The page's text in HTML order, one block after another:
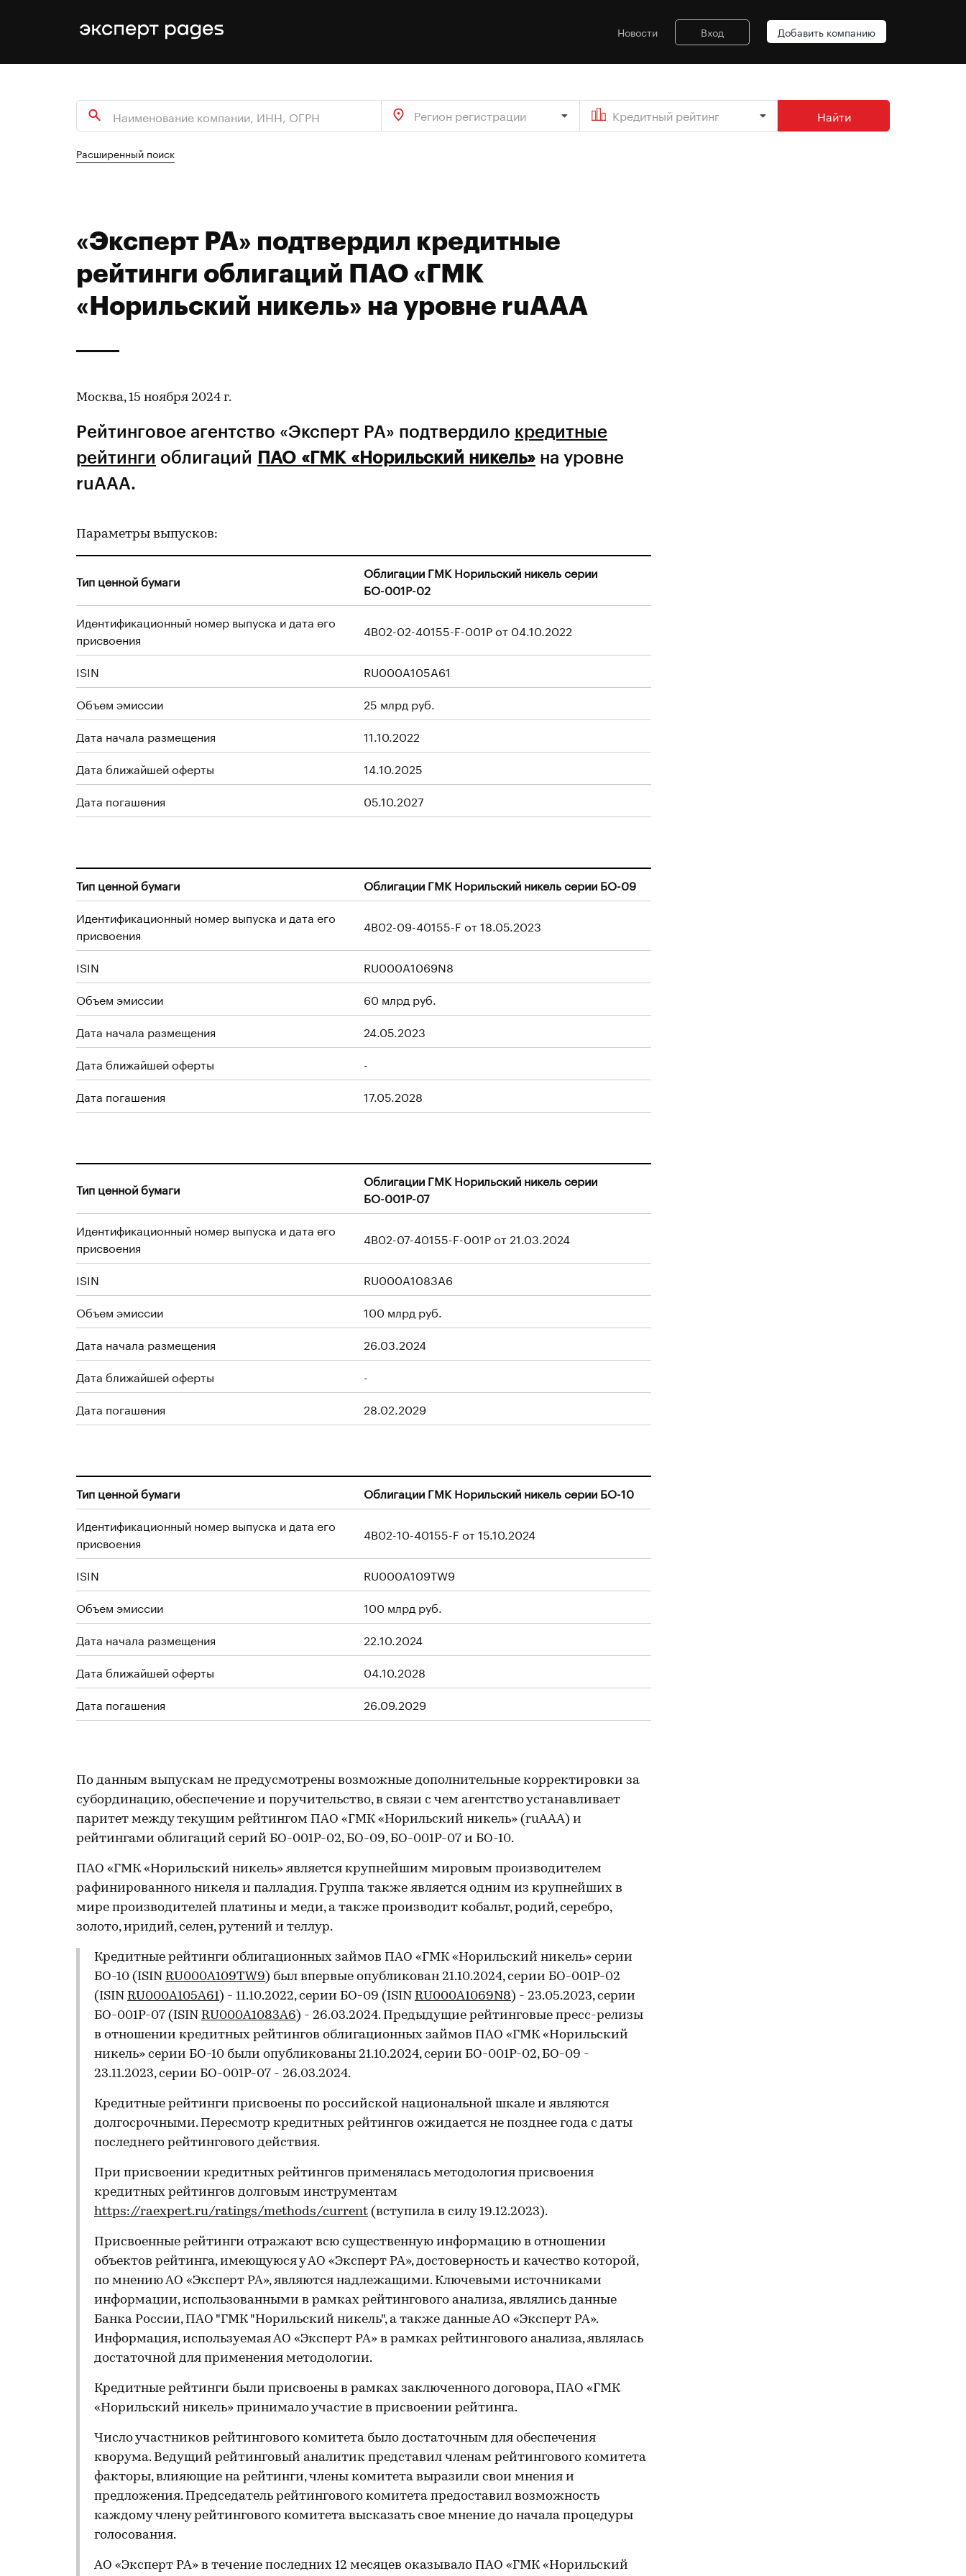
Новости Вход Добавить компанию
Регион регистрации Кредитный рейтинг Найти
Расширенный поиск
«Эксперт РА» подтвердил кредитные
рейтинги облигаций ПАО «ГМК
«Норильский никель» на уровне ruAAA
Москва, 15 ноября 2024 г.
Рейтинговое агентство «Эксперт РА» подтвердило кредитные
рейтинги облигаций ПАО «ГМК «Норильский никель» на уровне
ruAAA.
Параметры выпусков:
Тип ценной бумаги
Облигации ГМК Норильский никель серии
БО-001P-02
Идентификационный номер выпуска и дата его
присвоения
4B02-02-40155-F-001P от 04.10.2022
ISIN
RU000A105A61
Объем эмиссии
25 млрд руб.
Дата начала размещения
11.10.2022
Дата ближайшей оферты
14.10.2025
Дата погашения
05.10.2027
Тип ценной бумаги
Облигации ГМК Норильский никель серии БО-09
Идентификационный номер выпуска и дата его
присвоения
4B02-09-40155-F от 18.05.2023
ISIN
RU000A1069N8
Объем эмиссии
60 млрд руб.
Дата начала размещения
24.05.2023
Дата ближайшей оферты
-
Дата погашения
17.05.2028
Тип ценной бумаги
Облигации ГМК Норильский никель серии
БО-001Р-07
Идентификационный номер выпуска и дата его
присвоения
4B02-07-40155-F-001P от 21.03.2024
ISIN
RU000A1083A6
Объем эмиссии
100 млрд руб.
Дата начала размещения
26.03.2024
Дата ближайшей оферты
-
Дата погашения
28.02.2029
Тип ценной бумаги
Облигации ГМК Норильский никель серии БО-10
Идентификационный номер выпуска и дата его
присвоения
4B02-10-40155-F от 15.10.2024
ISIN
RU000A109TW9
Объем эмиссии
100 млрд руб.
Дата начала размещения
22.10.2024
Дата ближайшей оферты
04.10.2028
Дата погашения
26.09.2029
По данным выпускам не предусмотрены возможные дополнительные корректировки за
субординацию, обеспечение и поручительство, в связи с чем агентство устанавливает
паритет между текущим рейтингом ПАО «ГМК «Норильский никель» (ruAAA) и
рейтингами облигаций серий БО-001P-02, БО-09, БО-001Р-07 и БО-10.
ПАО «ГМК «Норильский никель» является крупнейшим мировым производителем
рафинированного никеля и палладия. Группа также является одним из крупнейших в
мире производителей платины и меди, а также производит кобальт, родий, серебро,
золото, иридий, селен, рутений и теллур.
Кредитные рейтинги облигационных займов ПАО «ГМК «Норильский никель» серии
БО-10 (ISIN RU000A109TW9) был впервые опубликован 21.10.2024, серии БО-001P-02
(ISIN RU000A105A61) - 11.10.2022, серии БО-09 (ISIN RU000A1069N8) - 23.05.2023, серии
БО-001Р-07 (ISIN RU000A1083A6) - 26.03.2024. Предыдущие рейтинговые пресс-релизы
в отношении кредитных рейтингов облигационных займов ПАО «ГМК «Норильский
никель» серии БО-10 были опубликованы 21.10.2024, серии БО-001P-02, БО-09 -
23.11.2023, серии БО-001Р-07 - 26.03.2024.
Кредитные рейтинги присвоены по российской национальной шкале и являются
долгосрочными. Пересмотр кредитных рейтингов ожидается не позднее года с даты
последнего рейтингового действия.
При присвоении кредитных рейтингов применялась методология присвоения
кредитных рейтингов долговым инструментам
https://raexpert.ru/ratings/methods/current (вступила в силу 19.12.2023).
Присвоенные рейтинги отражают всю существенную информацию в отношении
объектов рейтинга, имеющуюся у АО «Эксперт РА», достоверность и качество которой,
по мнению АО «Эксперт РА», являются надлежащими. Ключевыми источниками
информации, использованными в рамках рейтингового анализа, являлись данные
Банка России, ПАО "ГМК "Норильский никель", а также данные АО «Эксперт РА».
Информация, используемая АО «Эксперт РА» в рамках рейтингового анализа, являлась
достаточной для применения методологии.
Кредитные рейтинги были присвоены в рамках заключенного договора, ПАО «ГМК
«Норильский никель» принимало участие в присвоении рейтинга.
Число участников рейтингового комитета было достаточным для обеспечения
кворума. Ведущий рейтинговый аналитик представил членам рейтингового комитета
факторы, влияющие на рейтинги, члены комитета выразили свои мнения и
предложения. Председатель рейтингового комитета предоставил возможность
каждому члену рейтингового комитета высказать свое мнение до начала процедуры
голосования.
АО «Эксперт РА» в течение последних 12 месяцев оказывало ПАО «ГМК «Норильский